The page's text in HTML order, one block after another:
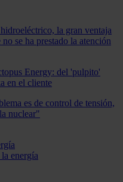
la gran ventaja
se ha prestado la atención
Energy: del 'pulpito'
en el cliente
es de control de tensión,
nuclear"